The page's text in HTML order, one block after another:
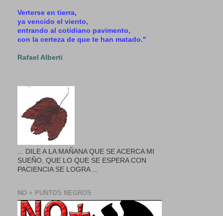
Verterse en tierra,
ya vencido el viento,
entrando al cotidiano pavimento,
con la certeza de que te han matado."
Rafael Alberti
... DILE A LA MAÑANA QUE SE ACERCA MI
SUEÑO, QUE LO QUE SE ESPERA CON
PACIENCIA SE LOGRA ...
NO + PUNTOS NEGROS